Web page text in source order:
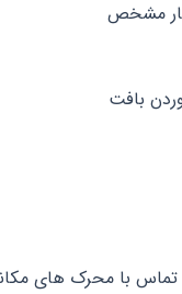
مشخص
بافت
تماس با محرک های